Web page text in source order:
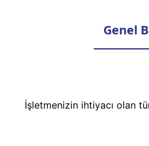
Genel
İşletmenizin ihtiyacı olan